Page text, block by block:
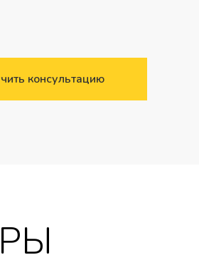
консультацию